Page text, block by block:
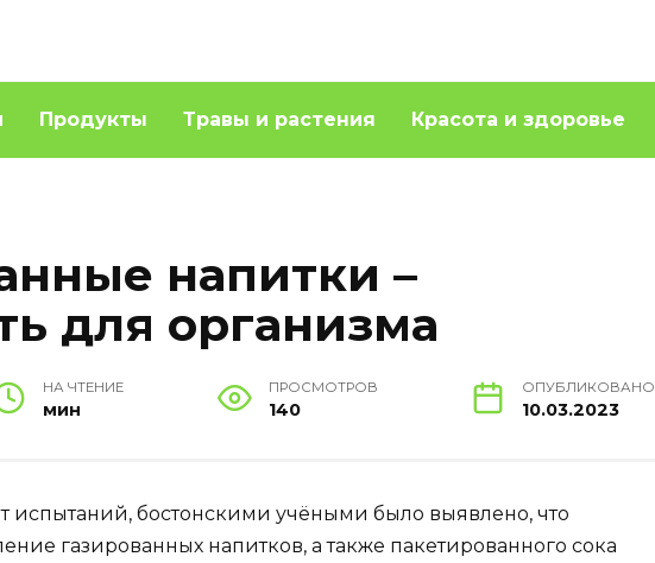
Продукты Травы и растения Красота и здоровье
напитки –
для организма
НА ЧТЕНИЕ
мин
ПРОСМОТРОВ
140
ОПУБЛИКОВАНО
10.03.2023
испытаний, бостонскими учёными было выявлено, что
газированных напитков, а также пакетированного сока